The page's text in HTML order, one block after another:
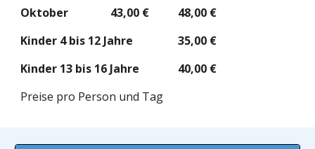
Oktober
43,00 €
48,00 €
Kinder 4 bis 12 Jahre
35,00 €
Kinder 13 bis 16 Jahre
40,00 €
Preise pro Person und Tag